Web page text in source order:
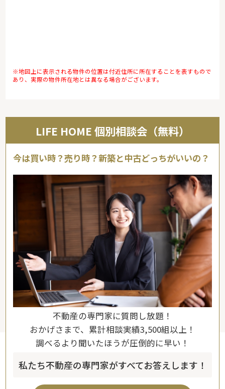
※地図上に表示される物件の位置は付近住所に所在することを表すもので
あり、実際の物件所在地とは異なる場合がございます。
LIFE HOME 個別相談会（無料）
今は買い時？売り時？新築と中古どっちがいいの？
不動産の専門家に質問し放題！
おかげさまで、累計相談実績3,500組以上！
調べるより聞いたほうが圧倒的に早い！
私たち不動産の専門家がすべてお答えします！